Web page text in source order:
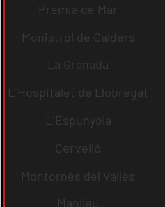
Premià de Mar
Monistrol de Calders
La Granada
L´Hospitalet de Llobregat
L´Espunyola
Cervelló
Montornès del Vallès
Manlleu